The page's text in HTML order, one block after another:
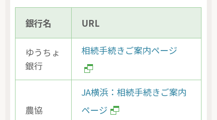
銀行名 URL
ゆうちょ
銀行
相続手続きご案内ページ
農協
JA横浜：相続手続きご案内
ページ